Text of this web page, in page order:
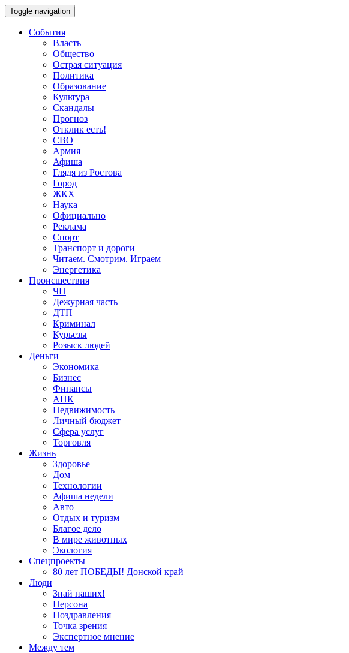
Toggle navigation
События
Власть
Общество
Острая ситуация
Политика
Образование
Культура
Скандалы
Прогноз
Отклик есть!
СВО
Армия
Афиша
Глядя из Ростова
Город
ЖКХ
Наука
Официально
Реклама
Спорт
Транспорт и дороги
Читаем. Смотрим. Играем
Энергетика
Происшествия
ЧП
Дежурная часть
ДТП
Криминал
Курьезы
Розыск людей
Деньги
Экономика
Бизнес
Финансы
АПК
Недвижимость
Личный бюджет
Сфера услуг
Торговля
Жизнь
Здоровье
Дом
Технологии
Афиша недели
Авто
Отдых и туризм
Благое дело
В мире животных
Экология
Спецпроекты
80 лет ПОБЕДЫ! Донской край
Люди
Знай наших!
Персона
Поздравления
Точка зрения
Экспертное мнение
Между тем